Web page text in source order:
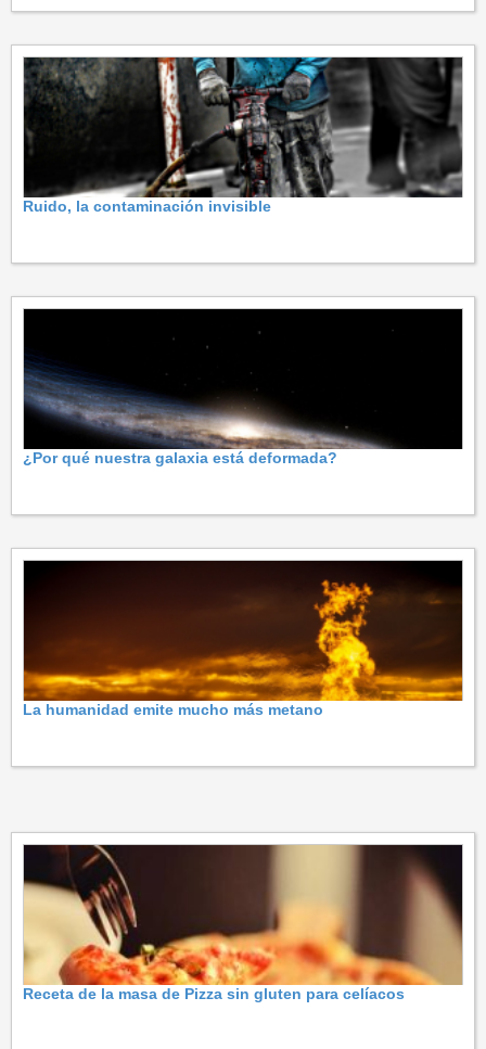
Ruido, la contaminación invisible
¿Por qué nuestra galaxia está deformada?
La humanidad emite mucho más metano
Receta de la masa de Pizza sin gluten para celíacos